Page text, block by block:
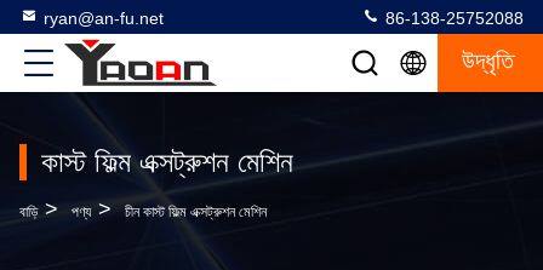
ryan@an-fu.net 86-138-25752088
উদ্ধৃতি
কাস্ট ফিল্ম এক্সট্রুশন মেশিন
বাড়ি > পণ্য > চীন কাস্ট ফিল্ম এক্সট্রুশন মেশিন